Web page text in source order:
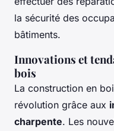
la sécurité des
bâtiments.
Innovations et
bois
La construction en
révolution grâce aux
charpente. Les